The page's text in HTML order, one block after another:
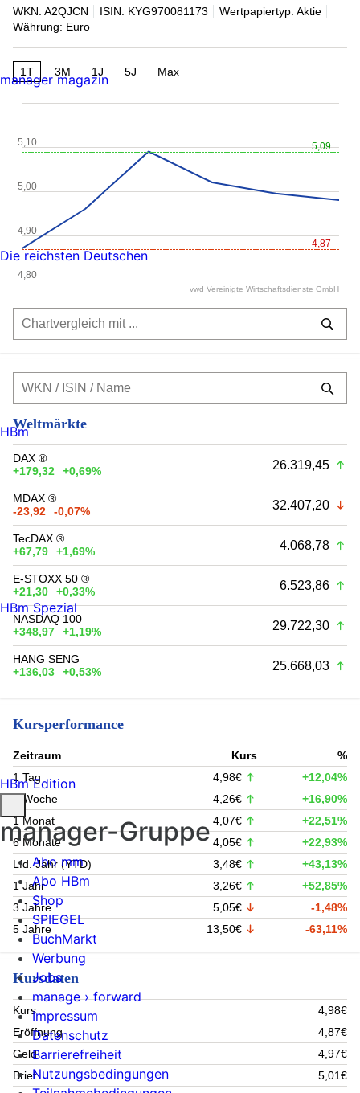
WKN: A2QJCN ISIN: KYG970081173
Wertpapiertyp: Aktie
Währung: Euro
1T 3M 1J 5J Max
5,09
4,87
4,80
4,90
5,00
5,10
vwd Vereinigte Wirtschaftsdienste GmbH
Weltmärkte
DAX ®
+179,32
+0,69% 26.319,45
MDAX ®
-23,92
-0,07% 32.407,20
TecDAX ®
+67,79
+1,69% 4.068,78
E-STOXX 50 ®
+21,30
+0,33% 6.523,86
NASDAQ 100
+348,97
+1,19% 29.722,30
HANG SENG
+136,03
+0,53% 25.668,03
Kursperformance
Zeitraum Kurs
%
1 Tag
4,98€
+12,04%
1 Woche
4,26€
+16,90%
1 Monat
4,07€
+22,51%
6 Monate
4,05€
+22,93%
Lfd. Jahr (YTD)
3,48€
+43,13%
1 Jahr
3,26€
+52,85%
3 Jahre
5,05€
-1,48%
5 Jahre
13,50€ -63,11%
Kursdaten
Kurs
4,98€
Eröffnung
4,87€
Geld
4,97€
Brief
5,01€
manager magazin
Die reichsten Deutschen
HBm
HBm Spezial
HBm Edition
manager-Gruppe
Abo mm
Abo HBm
Shop
SPIEGEL
BuchMarkt
Werbung
Jobs
manage › forward
Impressum
Datenschutz
Barrierefreiheit
Nutzungsbedingungen